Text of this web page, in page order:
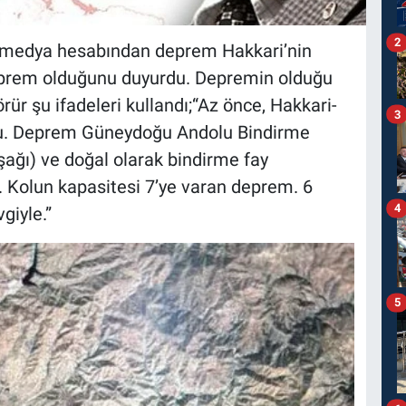
hesabından deprem Hakkari’nin
olduğunu duyurdu. Depremin olduğu
şu ifadeleri kullandı;“Az önce, Hakkari-
Deprem Güneydoğu Andolu Bindirme
ve doğal olarak bindirme fay
kapasitesi 7’ye varan deprem. 6
2
3
4
5